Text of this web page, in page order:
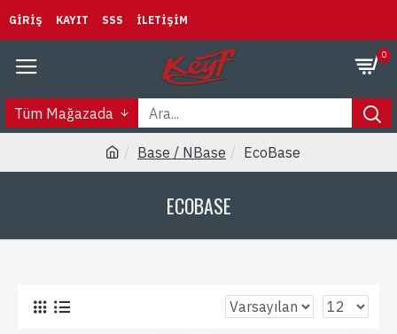
GIRIŞ KAYIT SSS İLETIŞIM
0
Tüm Mağazada
Base / NBase EcoBase
ECOBASE